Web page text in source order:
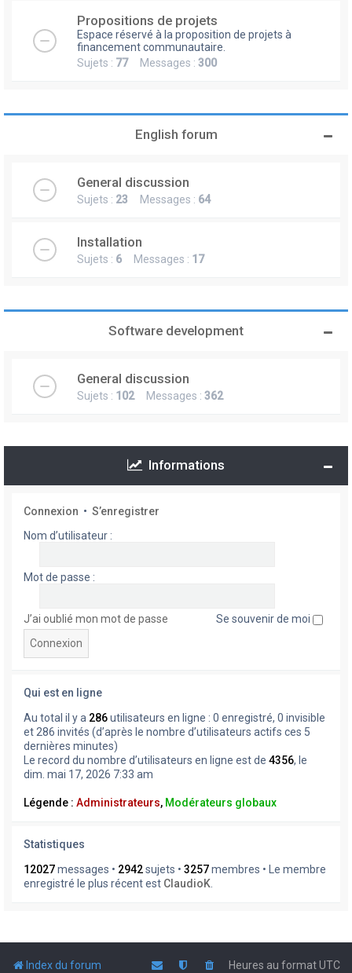
Propositions de projets
Espace réservé à la proposition de projets à
financement communautaire.
Sujets : 77Messages : 300
English forum
General discussion
Sujets : 23 Messages : 64
Installation
Sujets : 6 Messages : 17
Software development
General discussion
Sujets : 102Messages : 362
Informations
Connexion • S’enregistrer
Nom d’utilisateur :
Mot de passe :
J’ai oublié mon mot de passe Se souvenir de moi
Qui est en ligne
Au total il y a 286utilisateurs en ligne : 0 enregistré, 0 invisible
et 286 invités (d’après le nombre d’utilisateurs actifs ces 5
dernières minutes)
Le record du nombre d’utilisateurs en ligne est de 4356, le
dim. mai 17, 2026 7:33 am
Légende : Administrateurs, Modérateurs globaux
Statistiques
12027messages • 2942sujets • 3257membres • Le membre
enregistré le plus récent est ClaudioK
Index du forum Heures au formatUTC